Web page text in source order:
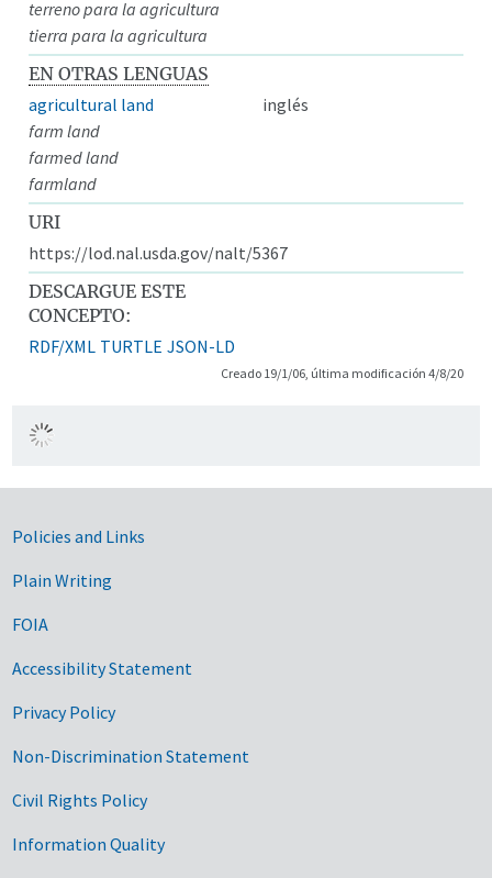
terreno para la agricultura
tierra para la agricultura
EN OTRAS LENGUAS
agricultural land
inglés
farm land
farmed land
farmland
URI
https://lod.nal.usda.gov/nalt/5367
DESCARGUE ESTE
CONCEPTO:
RDF/XML TURTLE JSON-LD
Creado 19/1/06, última modificación 4/8/20
Government Links
Policies and Links
Plain Writing
FOIA
Accessibility Statement
Privacy Policy
Non-Discrimination Statement
Civil Rights Policy
Information Quality